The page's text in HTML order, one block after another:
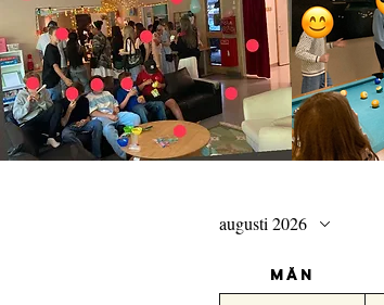
augusti 2026
mån